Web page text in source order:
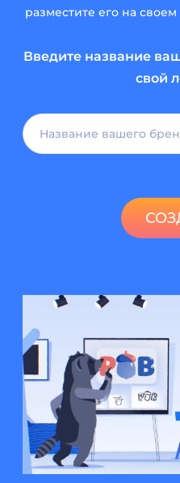
разместите его на
Введите название
свой